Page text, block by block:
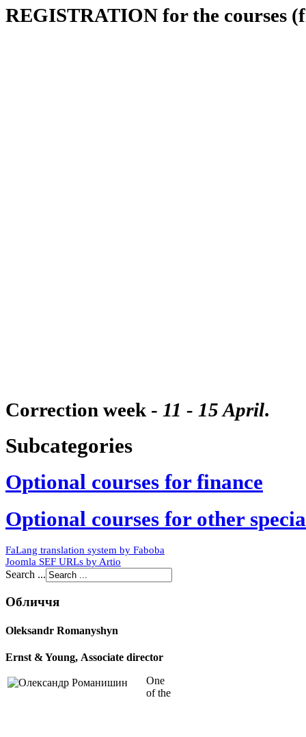
REGISTRATION for the courses
Correction week - 11 - 15 April.
Subcategories
Optional courses for finance
Optional courses for other
FaLang translation system by Faboba
Joomla SEF URLs by Artio
Search ...
Обличчя
Oleksandr Romanyshyn
Ernst & Young, Associate director
One
of the